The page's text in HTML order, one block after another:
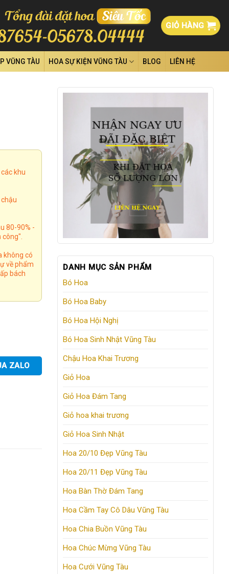
GIỎ HÀNG
VŨNG TÀU HOA SỰ KIỆN VŨNG TÀU BLOG LIÊN HỆ
DANH MỤC SẢN PHẨM
Bó Hoa
Bó Hoa Baby
Bó Hoa Hội Nghị
Bó Hoa Sinh Nhật Vũng Tàu
Chậu Hoa Khai Trương
Giỏ Hoa
Giỏ Hoa Đám Tang
Giỏ hoa khai trương
Giỏ Hoa Sinh Nhật
Hoa 20/10 Đẹp Vũng Tàu
Hoa 20/11 Đẹp Vũng Tàu
Hoa Bàn Thờ Đám Tang
Hoa Cầm Tay Cô Dâu Vũng Tàu
Hoa Chia Buồn Vũng Tàu
Hoa Chúc Mừng Vũng Tàu
Hoa Cưới Vũng Tàu
khu
80-90% -
công".
không có
về phẩm
bách
ZALO